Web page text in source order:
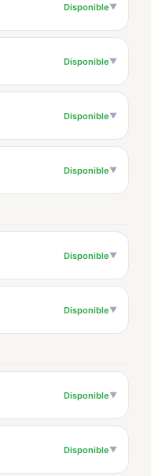
Disponible▼
Disponible▼
Disponible▼
Disponible▼
Disponible▼
Disponible▼
Disponible▼
Disponible▼